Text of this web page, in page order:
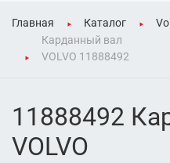
Главная Каталог
Карданный вал
VOLVO 11888492
11888492
VOLVO